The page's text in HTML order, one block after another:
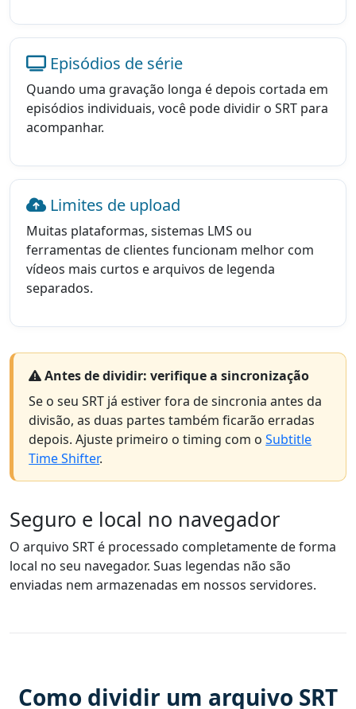
Episódios de série
Quando uma gravação longa é depois cortada em
episódios individuais, você pode dividir o SRT para
acompanhar.
Limites de upload
Muitas plataformas, sistemas LMS ou
ferramentas de clientes funcionam melhor com
vídeos mais curtos e arquivos de legenda
separados.
Antes de dividir: verifique a sincronização
Se o seu SRT já estiver fora de sincronia antes da
divisão, as duas partes também ficarão erradas
depois. Ajuste primeiro o timing com oSubtitle
Time Shifter.
Seguro e local no navegador
O arquivo SRT é processado completamente de forma
local no seu navegador. Suas legendas não são
enviadas nem armazenadas em nossos servidores.
Como dividir um arquivo SRT